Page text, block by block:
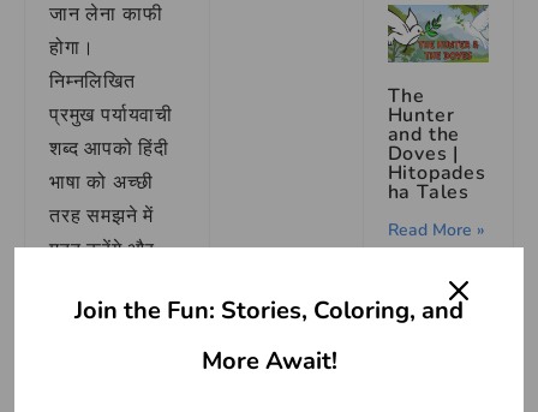
जान लेना काफी
होगा।
निम्नलिखित
प्रमुख पर्यायवाची
शब्द आपको हिंदी
भाषा को अच्छी
तरह समझने में
मदद करेंगे और
में भी उपयोगी
The
Hunter
and the
Doves |
Hitopades
ha Tales
Read More »
Join the Fun: Stories, Coloring, and
More Await!